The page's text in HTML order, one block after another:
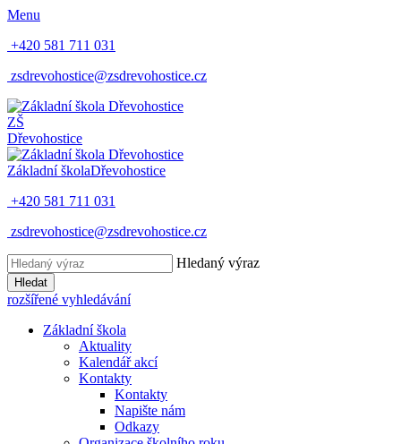
Menu
+420 581 711 031
zsdrevohostice@zsdrevohostice.cz
ZŠ
Dřevohostice
Základní školaDřevohostice
+420 581 711 031
zsdrevohostice@zsdrevohostice.cz
Hledaný výraz
Hledat
rozšířené vyhledávání
Základní škola
Aktuality
Kalendář akcí
Kontakty
Kontakty
Napište nám
Odkazy